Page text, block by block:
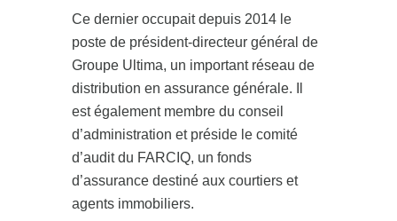
Ce dernier occupait depuis 2014 le
poste de président-directeur général de
Groupe Ultima, un important réseau de
distribution en assurance générale. Il
est également membre du conseil
d’administration et préside le comité
d’audit du FARCIQ, un fonds
d’assurance destiné aux courtiers et
agents immobiliers.